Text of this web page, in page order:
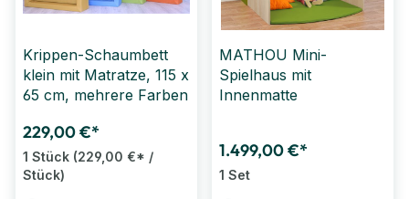
Krippen-Schaumbett
klein mit Matratze, 115 x
65 cm, mehrere Farben
229,00 €*
1 Stück (229,00 €* /
Stück)
MATHOU Mini-
Spielhaus mit
Innenmatte
1.499,00 €*
1 Set